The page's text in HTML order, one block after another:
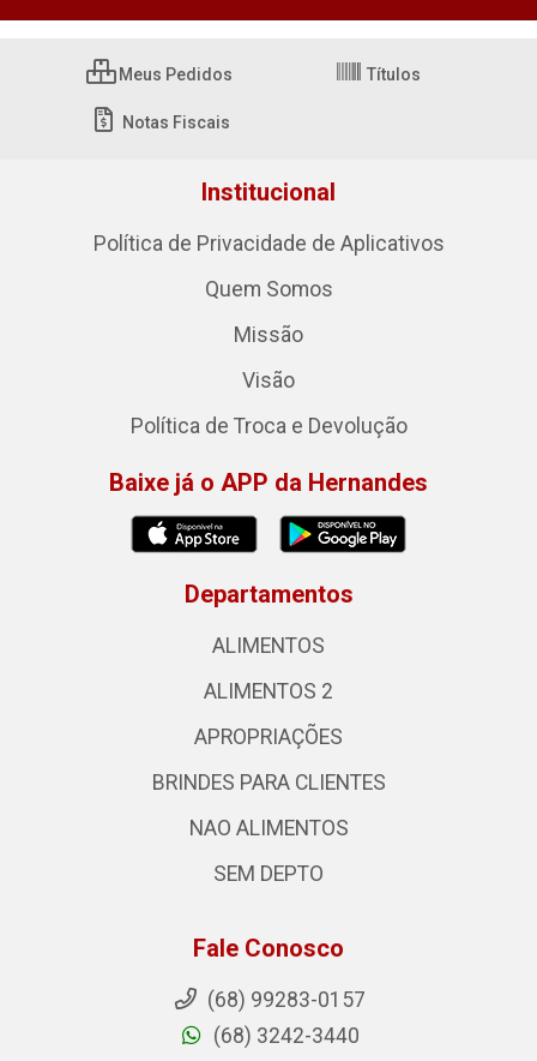
Meus Pedidos Títulos
Notas Fiscais
Institucional
Política de Privacidade de Aplicativos
Quem Somos
Missão
Visão
Política de Troca e Devolução
Baixe já o APP da Hernandes
Departamentos
ALIMENTOS
ALIMENTOS 2
APROPRIAÇÕES
BRINDES PARA CLIENTES
NAO ALIMENTOS
SEM DEPTO
Fale Conosco
(68) 99283-0157
(68) 3242-3440